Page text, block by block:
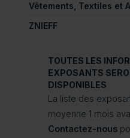
Vêtements, Textiles et
ZNIEFF
TOUTES LES
EXPOSANTS
DISPONIBLES
La liste des
moyenne 1 mois
Contactez-nous